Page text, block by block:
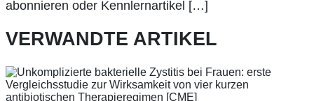
abonnieren oder Kennlernartikel […]
VERWANDTE ARTIKEL